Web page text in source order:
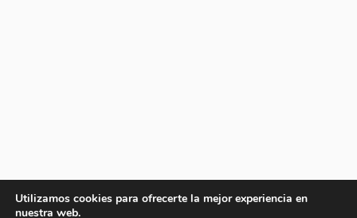
Utilizamos cookies para ofrecerte la mejor experiencia en
nuestra web.